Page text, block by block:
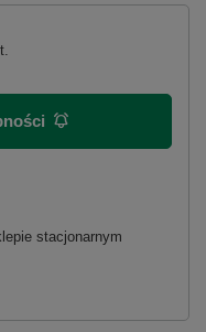
stacjonarnym